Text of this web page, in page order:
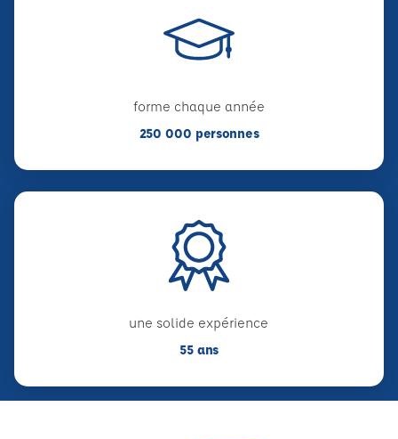
forme chaque année
250 000 personnes
une solide expérience
55 ans